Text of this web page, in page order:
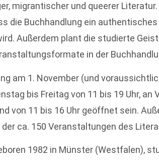
migrantischer und queerer
die Buchhandlung ein
Außerdem plant die studierte
in der
am 1. November (und
bis Freitag von 11 bis 19 Uhr,
von 11 bis 16 Uhr geöffnet sein.
ca. 150 Veranstaltungen des
1982 in Münster (Westfalen),